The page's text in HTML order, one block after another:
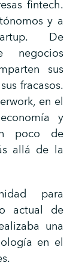
fintech.
y a
De
negocios
sus
fracasos.
en el
y
poco de
allá de la
para
actual de
una
en el